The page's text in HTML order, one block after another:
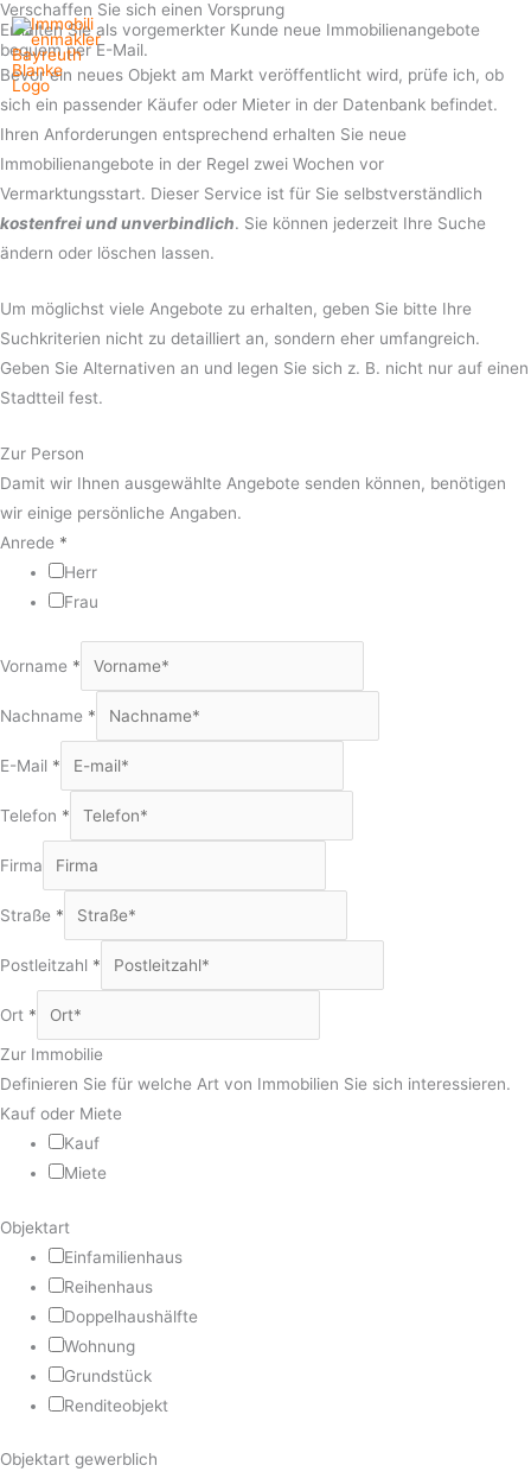
Zum
Inhalt
springen
Verschaffen Sie sich einen Vorsprung
Erhalten Sie als vorgemerkter Kunde neue Immobilienangebote
bequem per E-Mail.
Bevor ein neues Objekt am Markt veröffentlicht wird, prüfe ich, ob
sich ein passender Käufer oder Mieter in der Datenbank befindet.
Ihren Anforderungen entsprechend erhalten Sie neue
Immobilienangebote in der Regel zwei Wochen vor
Vermarktungsstart. Dieser Service ist für Sie selbstverständlich
kostenfrei und unverbindlich. Sie können jederzeit Ihre Suche
ändern oder löschen lassen.
Um möglichst viele Angebote zu erhalten, geben Sie bitte Ihre
Suchkriterien nicht zu detailliert an, sondern eher umfangreich.
Geben Sie Alternativen an und legen Sie sich z. B. nicht nur auf einen
Stadtteil fest.
Zur Person
Damit wir Ihnen ausgewählte Angebote senden können, benötigen
wir einige persönliche Angaben.
Anrede *
Herr
Frau
Vorname *
Nachname *
E-Mail *
Telefon *
Firma
Straße *
Postleitzahl *
Ort *
Zur Immobilie
Definieren Sie für welche Art von Immobilien Sie sich interessieren.
Kauf oder Miete
Kauf
Miete
Objektart
Einfamilienhaus
Reihenhaus
Doppelhaushälfte
Wohnung
Grundstück
Renditeobjekt
Objektart gewerblich